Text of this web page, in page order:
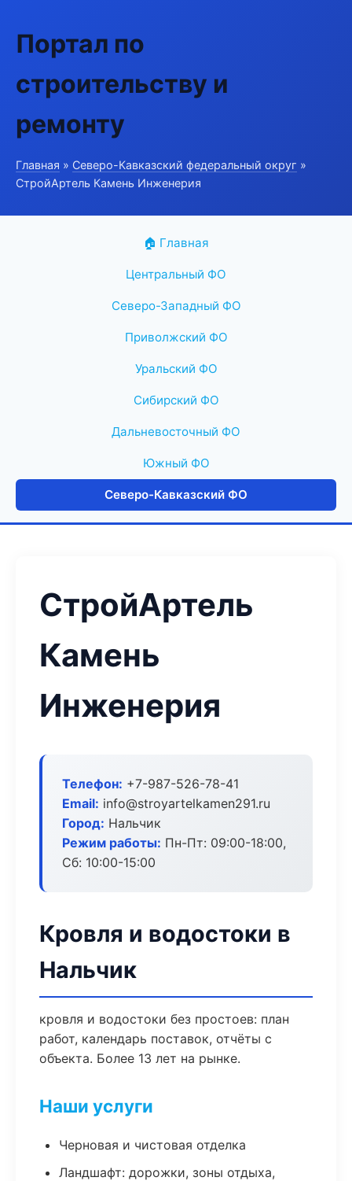
Портал по
строительству и
ремонту
Главная » Северо-Кавказский федеральный округ »
СтройАртель Камень Инженерия
🏠 Главная
Центральный ФО
Северо-Западный ФО
Приволжский ФО
Уральский ФО
Сибирский ФО
Дальневосточный ФО
Южный ФО
Северо-Кавказский ФО
СтройАртель
Камень
Инженерия
Телефон: +7-987-526-78-41
Email: info@stroyartelkamen291.ru
Город: Нальчик
Режим работы: Пн-Пт: 09:00-18:00,
Сб: 10:00-15:00
Кровля и водостоки в
Нальчик
кровля и водостоки без простоев: план
работ, календарь поставок, отчёты с
объекта. Более 13 лет на рынке.
Наши услуги
Черновая и чистовая отделка
Ландшафт: дорожки, зоны отдыха,